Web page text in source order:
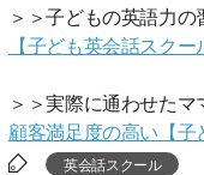
＞＞子どもの英語力の
【子ども英会話スクー
＞＞実際に通わせたマ
顧客満足度の高い【子
英会話スクール